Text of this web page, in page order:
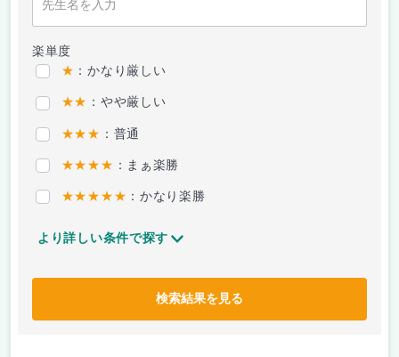
楽単度
★ ：かなり厳しい
★★ ：やや厳しい
★★★ ：普通
★★★★ ：まぁ楽勝
★★★★★ ：かなり楽勝
より詳しい条件で探す
検索結果を見る